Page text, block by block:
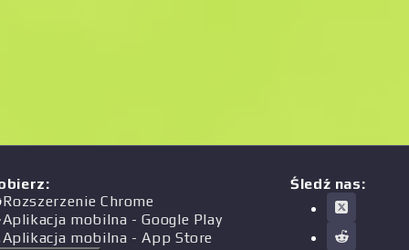
:
Rozszerzenie Chrome
Aplikacja mobilna - Google Play
Aplikacja mobilna - App Store
Śledź nas: